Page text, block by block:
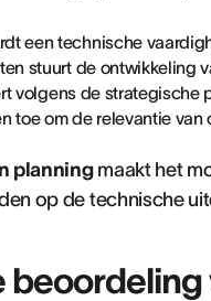
een technische
stuurt de ontwikkeling
volgens de strategische
toe om de relevantie
planningmaakt het
op de technische